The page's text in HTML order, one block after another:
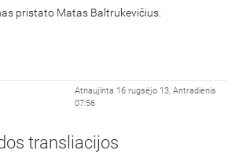
pristato Matas Baltrukevičius.
Atnaujinta 16 rugsėjo 13, Antradienis
07:56
transliacijos